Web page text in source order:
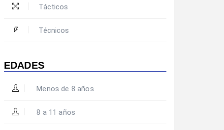
Tácticos
Técnicos
EDADES
Menos de 8 años
8 a 11 años